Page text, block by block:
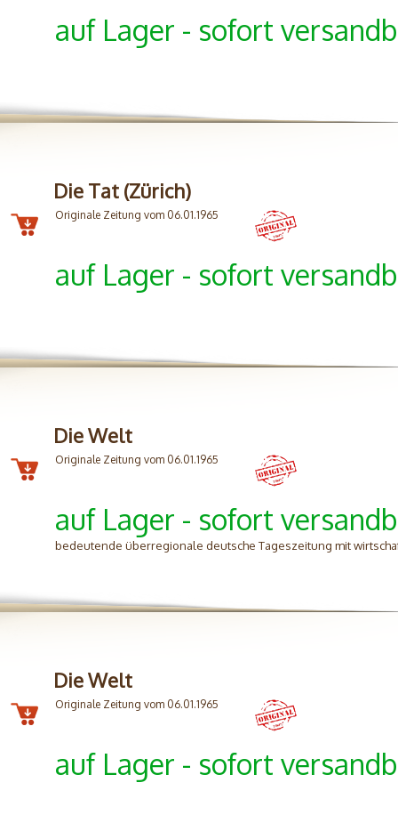
auf Lager - sofort
Die Tat (Zürich)
Originale Zeitung vom 06.01.1965
auf Lager - sofort
Die Welt
Originale Zeitung vom 06.01.1965
auf Lager - sofort
bedeutende überregionale deutsche Tageszeitung mit
Die Welt
Originale Zeitung vom 06.01.1965
auf Lager - sofort